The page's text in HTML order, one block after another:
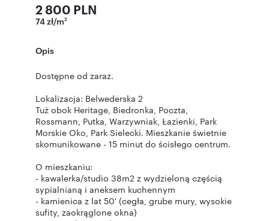
2 800 PLN
74 zł/m2
Opis
Dostępne od zaraz.
Lokalizacja: Belwederska 2
Tuż obok Heritage, Biedronka, Poczta,
Rossmann, Putka, Warzywniak, Łazienki, Park
Morskie Oko, Park Sielecki. Mieszkanie świetnie
skomunikowane - 15 minut do ścisłego centrum.
O mieszkaniu:
- kawalerka/studio 38m2 z wydzieloną częścią
sypialnianą i aneksem kuchennym
- kamienica z lat 50' (cegła, grube mury, wysokie
sufity, zaokrąglone okna)